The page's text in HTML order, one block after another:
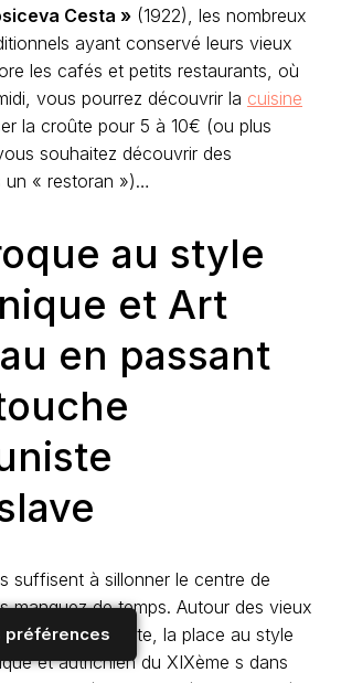
préférences
Cesta » (1922), les nombreux
ayant conservé leurs vieux
les cafés et petits restaurants, où
vous pourrez découvrir la cuisine
la croûte pour 5 à 10€ (ou plus
souhaitez découvrir des
un « restoran »)…
au style
et Art
en passant
suffisent à sillonner le centre de
manquez de temps. Autour des vieux
cède, ensuite, la place au style
et autrichien du XIXème s dans